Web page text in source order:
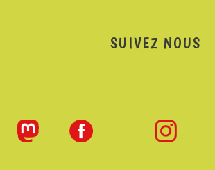
SUIVEZ NOUS